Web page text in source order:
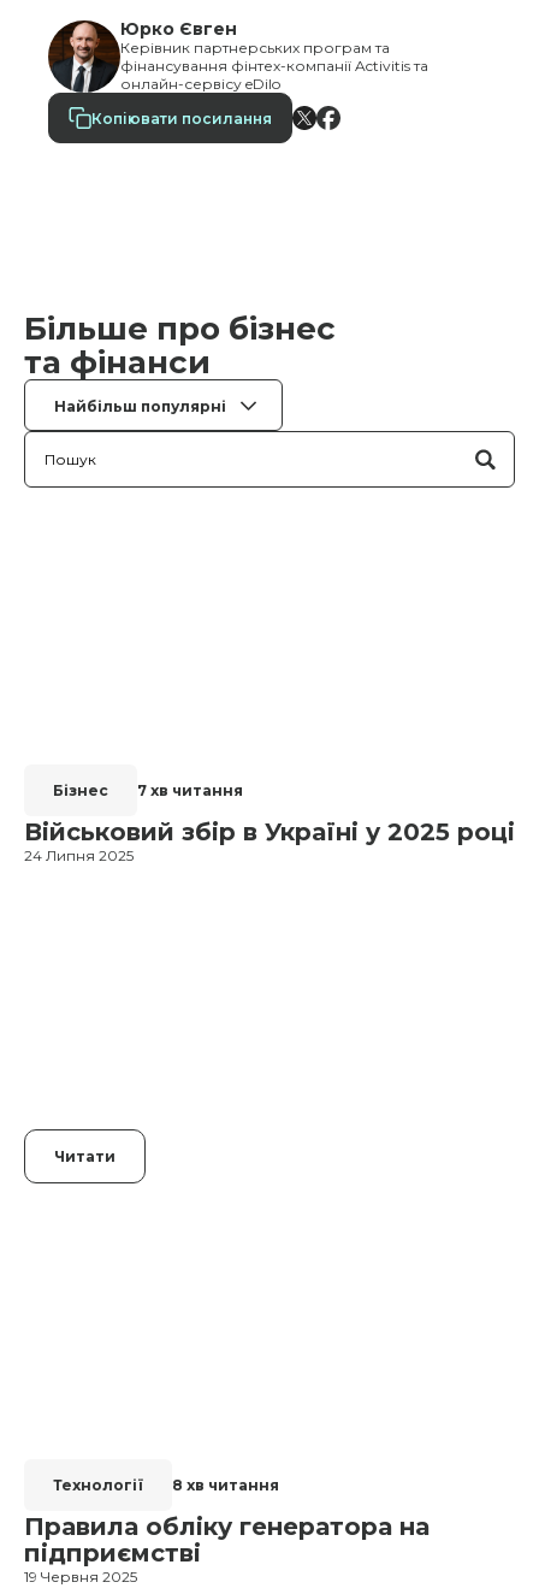
Юрко Євген
Керівник партнерських програм та
фінансування фінтех-компанії Activitis та
онлайн-сервісу eDilo
Копіювати посилання
Більше про бізнес
та фінанси
Найбільш популярні
Бізнес 7 хв читання
Військовий збір в Україні у 2025 році
24 Липня 2025
Технології 8 хв читання
Правила обліку генератора на